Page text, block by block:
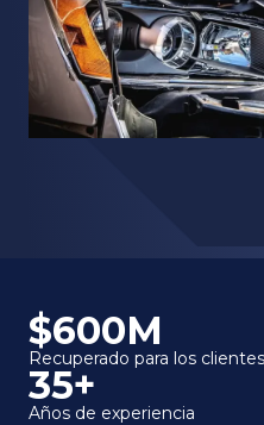
$600M
Recuperado para los clientes
35+
Años de experiencia